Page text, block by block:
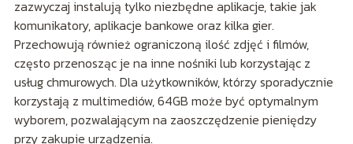
zazwyczaj instalują tylko niezbędne aplikacje, takie jak
komunikatory, aplikacje bankowe oraz kilka gier.
Przechowują również ograniczoną ilość zdjęć i filmów,
często przenosząc je na inne nośniki lub korzystając z
usług chmurowych. Dla użytkowników, którzy sporadycznie
korzystają z multimediów, 64GB może być optymalnym
wyborem, pozwalającym na zaoszczędzenie pieniędzy
przy zakupie urządzenia.